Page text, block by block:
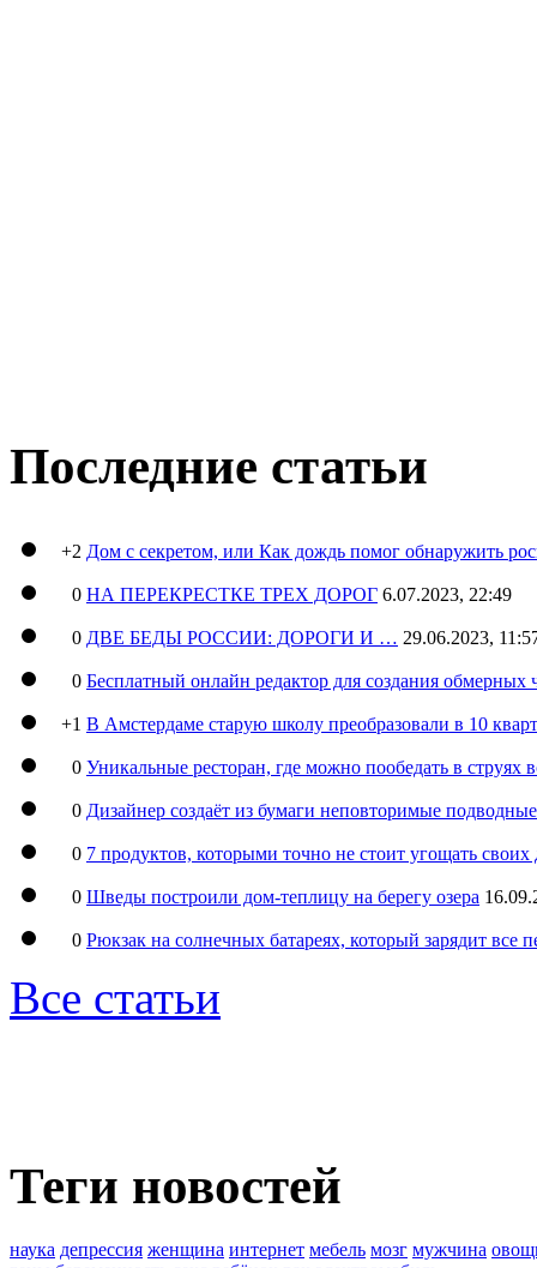
Последние статьи
+2 Дом с секретом, или Как дождь помог обнаружить
0 НА ПЕРЕКРЕСТКЕ ТРЕХ ДОРОГ 6.07.2023, 22:49
0 ДВЕ БЕДЫ РОССИИ: ДОРОГИ И … 29.06.2023,
0 Бесплатный онлайн редактор для создания обмерных
+1 В Амстердаме старую школу преобразовали в 10
0 Уникальные ресторан, где можно пообедать в струях
0 Дизайнер создаёт из бумаги неповторимые
0 7 продуктов, которыми точно не стоит угощать
0 Шведы построили дом-теплицу на берегу озера
0 Рюкзак на солнечных батареях, который зарядит все
Все статьи
Теги новостей
наука депрессия женщина интернет мебель мозг мужчина